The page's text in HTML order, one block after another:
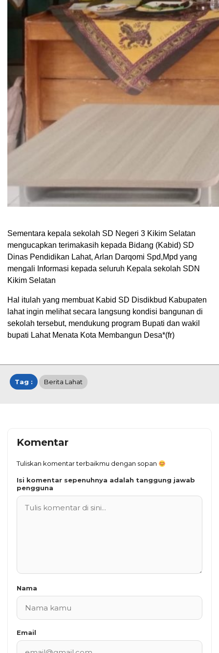
Sementara kepala sekolah SD Negeri 3 Kikim Selatan
mengucapkan terimakasih kepada Bidang (Kabid) SD
Dinas Pendidikan Lahat, Arlan Darqomi Spd,Mpd yang
mengali Informasi kepada seluruh Kepala sekolah SDN
Kikim Selatan
Hal itulah yang membuat Kabid SD Disdikbud Kabupaten
lahat ingin melihat secara langsung kondisi bangunan di
sekolah tersebut, mendukung program Bupati dan wakil
bupati Lahat Menata Kota Membangun Desa*(fr)
Tag : Berita Lahat
Komentar
Tuliskan komentar terbaikmu dengan sopan
Isi komentar sepenuhnya adalah tanggung jawab
pengguna
Nama
Email